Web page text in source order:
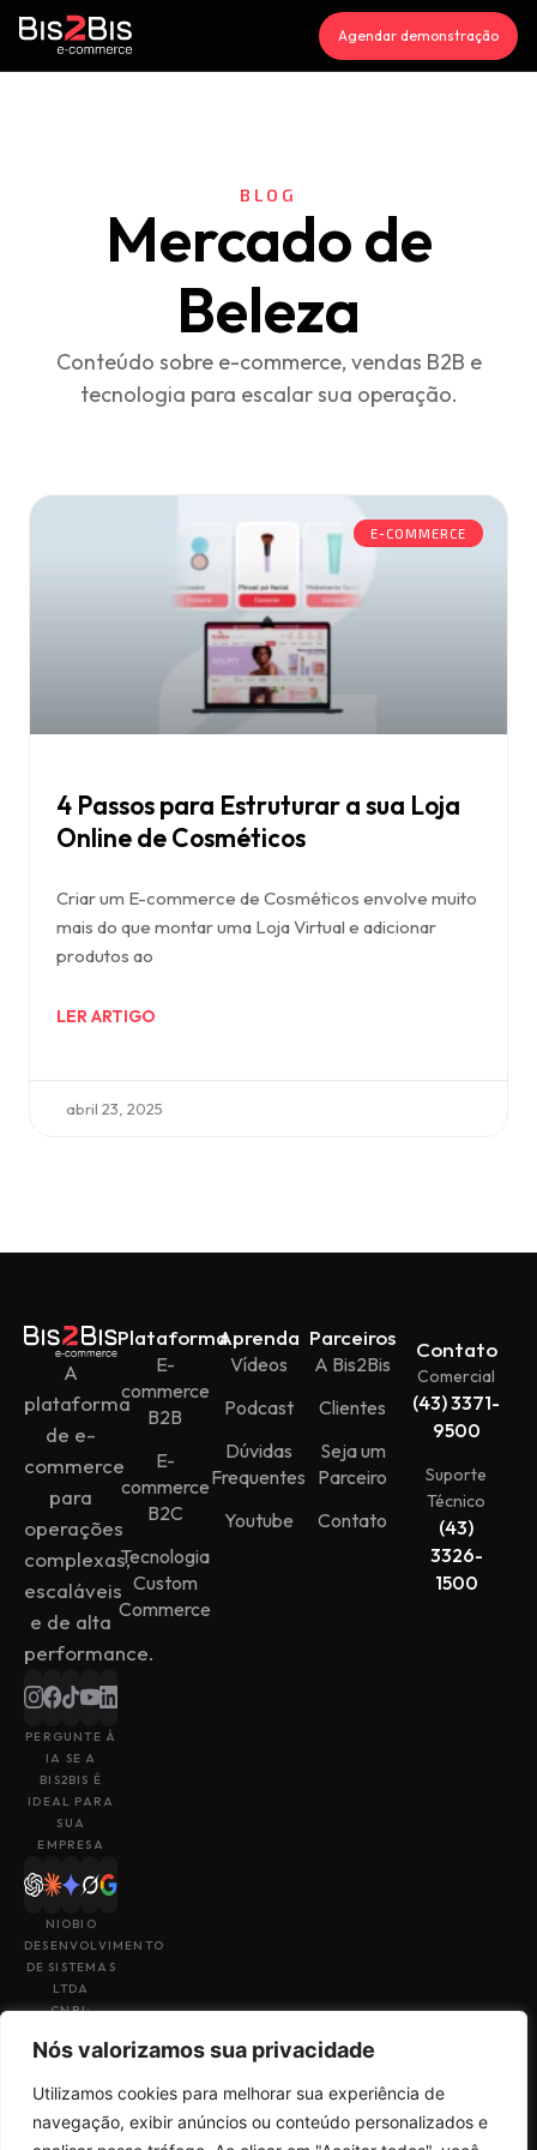
Nós valorizamos sua privacidade
Utilizamos cookies para melhorar sua experiência de
navegação, exibir anúncios ou conteúdo personalizados e
Agendar demonstração
BLOG
Mercado de
Beleza
Conteúdo sobre e-commerce, vendas B2B e
tecnologia para escalar sua operação.
E-COMMERCE
4 Passos para Estruturar a sua Loja
Online de Cosméticos
Criar um E-commerce de Cosméticos envolve muito
mais do que montar uma Loja Virtual e adicionar
produtos ao
LER ARTIGO
abril 23, 2025
A
plataforma
de e-
commerce
para
operações
complexas,
escaláveis
e de alta
performance.
PERGUNTE À
IA SE A
BIS2BIS É
IDEAL PARA
SUA
EMPRESA
NIOBIO
DESENVOLVIMENTO
DE SISTEMAS
LTDA
CNPJ:
49
Plataforma
E-
commerce
B2B
E-
commerce
B2C
Tecnologia
Custom
Commerce
Aprenda
Vídeos
Podcast
Dúvidas
Frequentes
Youtube
Parceiros
A Bis2Bis
Clientes
Seja um
Parceiro
Contato
Contato
Comercial
(43) 3371-
9500
Suporte
Técnico
(43)
3326-
1500